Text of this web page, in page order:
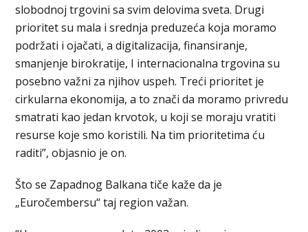
slobodnoj trgovini sa svim delovima sveta. Drugi
prioritet su mala i srednja preduzeća koja moramo
podržati i ojačati, a digitalizacija, finansiranje,
smanjenje birokratije, I internacionalna trgovina su
posebno važni za njihov uspeh. Treći prioritet je
cirkularna ekonomija, a to znači da moramo privredu
smatrati kao jedan krvotok, u koji se moraju vratiti
resurse koje smo koristili. Na tim prioritetima ću
raditi”, objasnio je on.
Što se Zapadnog Balkana tiče kaže da je
„Euročembersu“ taj region važan.